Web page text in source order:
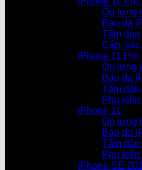
Ốp lưng
Bao da
Tấm
Cáp,
iPhone 11 Pro
Ốp lưng
Bao da
Tấm
Phụ
iPhone 11
Ốp lưng
Bao da
Tấm
Phụ
iPhone SE